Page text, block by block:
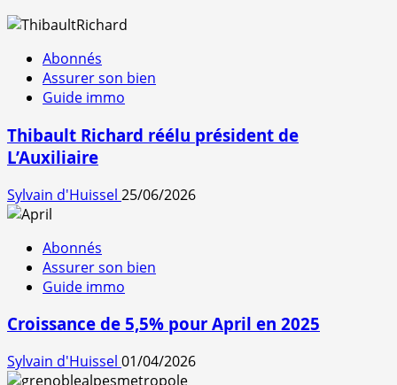
Abonnés
Assurer son bien
Guide immo
Thibault Richard réélu président de
L’Auxiliaire
Sylvain d'Huissel 25/06/2026
Abonnés
Assurer son bien
Guide immo
Croissance de 5,5% pour April en 2025
Sylvain d'Huissel 01/04/2026